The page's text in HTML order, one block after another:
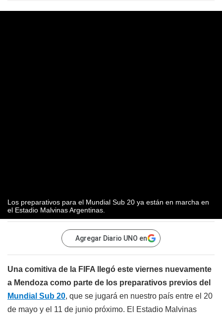
Los preparativos para el Mundial Sub 20 ya están en marcha en
el Estadio Malvinas Argentinas.
Agregar Diario UNO en
Una comitiva de la FIFA llegó este viernes nuevamente
a Mendoza como parte de los preparativos previos del
Mundial Sub 20, que se jugará en nuestro país entre el 20
de mayo y el 11 de junio próximo. El Estadio Malvinas